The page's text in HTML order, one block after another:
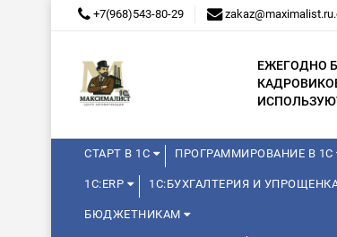
+7(968)543-80-29
ЕЖЕГОДНО
СТАРТ В 1С ПРОГРАММИРОВАНИЕ В 1С
1С:ERP 1С:БУХГАЛТЕРИЯ И
БЮДЖЕТНИКАМ